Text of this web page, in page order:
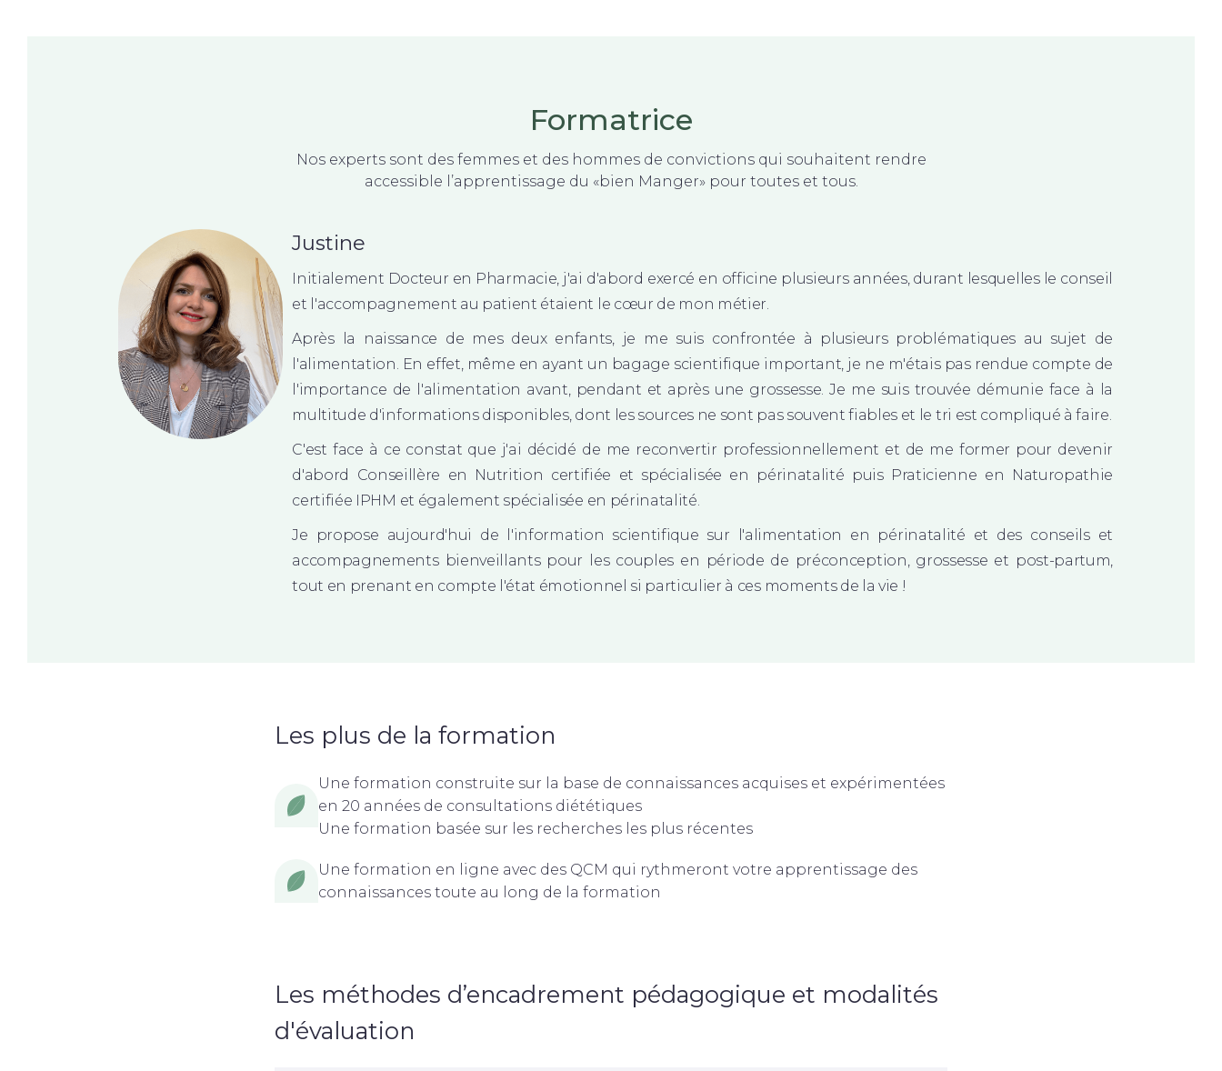
Formatrice
Nos experts sont des femmes et des hommes de convictions qui souhaitent rendre
accessible l’apprentissage du «bien Manger» pour toutes et tous.
Justine
Initialement Docteur en Pharmacie, j'ai d'abord exercé en officine plusieurs années, durant lesquelles le conseil
et l'accompagnement au patient étaient le cœur de mon métier.
Après la naissance de mes deux enfants, je me suis confrontée à plusieurs problématiques au sujet de
l'alimentation. En effet, même en ayant un bagage scientifique important, je ne m'étais pas rendue compte de
l'importance de l'alimentation avant, pendant et après une grossesse. Je me suis trouvée démunie face à la
multitude d'informations disponibles, dont les sources ne sont pas souvent fiables et le tri est compliqué à faire.
C'est face à ce constat que j'ai décidé de me reconvertir professionnellement et de me former pour devenir
d'abord Conseillère en Nutrition certifiée et spécialisée en périnatalité puis Praticienne en Naturopathie
certifiée IPHM et également spécialisée en périnatalité.
Je propose aujourd'hui de l'information scientifique sur l'alimentation en périnatalité et des conseils et
accompagnements bienveillants pour les couples en période de préconception, grossesse et post-partum,
tout en prenant en compte l'état émotionnel si particulier à ces moments de la vie !
Les plus de la formation
Une formation construite sur la base de connaissances acquises et expérimentées
en 20 années de consultations diététiques
Une formation basée sur les recherches les plus récentes
Une formation en ligne avec des QCM qui rythmeront votre apprentissage des
connaissances toute au long de la formation
Les méthodes d’encadrement pédagogique et modalités
d'évaluation